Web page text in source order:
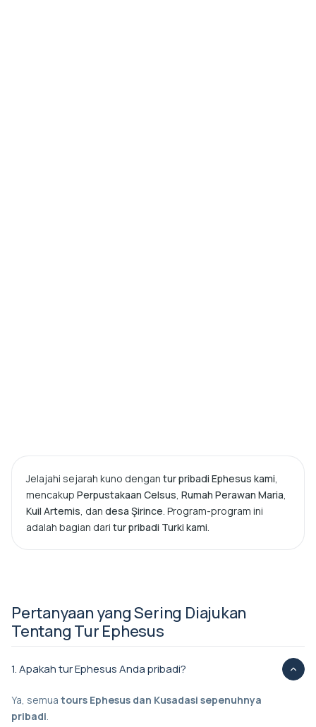
Jelajahi sejarah kuno dengan tur pribadi Ephesus kami
mencakup Perpustakaan Celsus Rumah Perawan Maria
Kuil Artemis , dan desa Şirince . Program-program ini
adalah bagian dari tur pribadi Turki kami
Pertanyaan yang Sering Diajukan
Tentang Tur Ephesus
1. Apakah tur Ephesus Anda pribadi?
Ya, semua tours Ephesus dan Kusadasi sepenuhnya
pribadi